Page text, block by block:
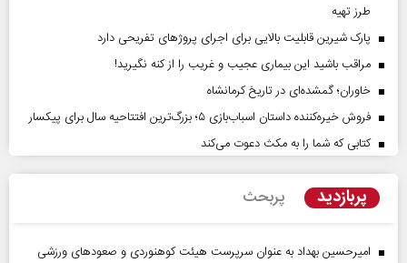
طرز تهیه
پارک شیرین قابلیت‌ بالایی برای اجرای پروژهای تفریحی دارد
مراقب باشید این بیماری عجیب و غریب را از کنه نگیرید!
خاوران؛ گمشده‌ای در تاریخ کرمانشاه
فروش خیره‌کننده داستان اسباب‌بازی ۵؛ بزرگ‌ترین افتتاحیه سال برای پیکسار
کتابی که شما را به مکث دعوت می‌کند
پربازدید پربحث
امیرحسین بهداد به عنوان سرپرست هیئت کوهنوردی و صعودهای ورزشی